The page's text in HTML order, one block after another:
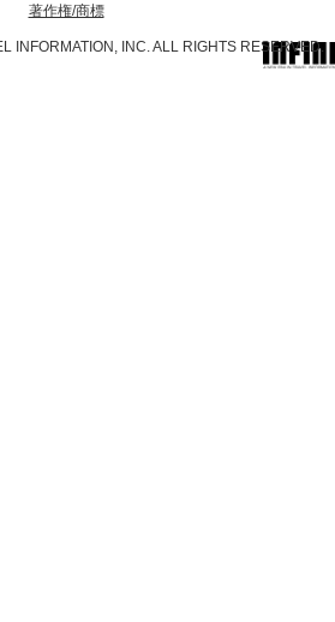
著作権/商標
INFORMATION, INC. ALL RIGHTS RESERVED.